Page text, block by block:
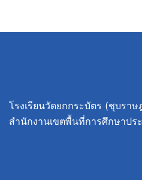
โรงเรียนวัดยกกระบัตร (ชุบรา
สำนักงานเขตพื้นที่การศึกษาป